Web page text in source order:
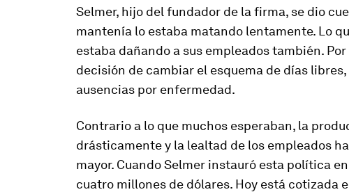
Selmer, hijo del fundador de la firma, se dio
mantenía lo estaba matando lentamente. Lo
estaba dañando a sus empleados también.
decisión de cambiar el esquema de días
ausencias por enfermedad.
Contrario a lo que muchos esperaban, la
drásticamente y la lealtad de los empleados
mayor. Cuando Selmer instauró esta política
cuatro millones de dólares. Hoy está cotizada